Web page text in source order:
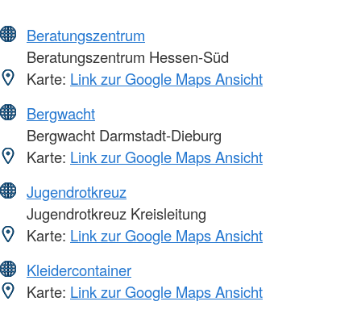
Beratungszentrum
Beratungszentrum Hessen-Süd
Karte: Link zur Google Maps Ansicht
Bergwacht
Bergwacht Darmstadt-Dieburg
Karte: Link zur Google Maps Ansicht
Jugendrotkreuz
Jugendrotkreuz Kreisleitung
Karte: Link zur Google Maps Ansicht
Kleidercontainer
Karte: Link zur Google Maps Ansicht